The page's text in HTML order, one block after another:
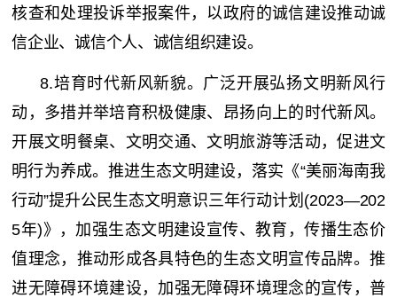
核查和处理投诉举报案件，以政府的诚信建设推动诚
信企业、诚信个人、诚信组织建设。
8.培育时代新风新貌。广泛开展弘扬文明新风行
动，多措并举培育积极健康、昂扬向上的时代新风。
开展文明餐桌、文明交通、文明旅游等活动，促进文
明行为养成。推进生态文明建设，落实《“美丽海南我
行动”提升公民生态文明意识三年行动计划(2023—202
5年)》，加强生态文明建设宣传、教育，传播生态价
值理念，推动形成各具特色的生态文明宣传品牌。推
进无障碍环境建设，加强无障碍环境理念的宣传，普